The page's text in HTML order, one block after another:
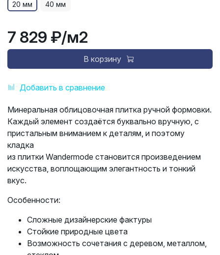
Добавить в сравнение
20 мм 40 мм
7 829 ₽/м2
В корзину
Минеральная облицовочная плитка ручной формовки.
Каждый элемент создаётся буквально вручную, с
пристальным вниманием к деталям, и поэтому
кладка
из плитки Wandermode становится произведением
искусства, воплощающим элегантность и тонкий
вкус.
Особенности:
Сложные дизайнерские фактуры
Стойкие природные цвета
Возможность сочетания с деревом, металлом,